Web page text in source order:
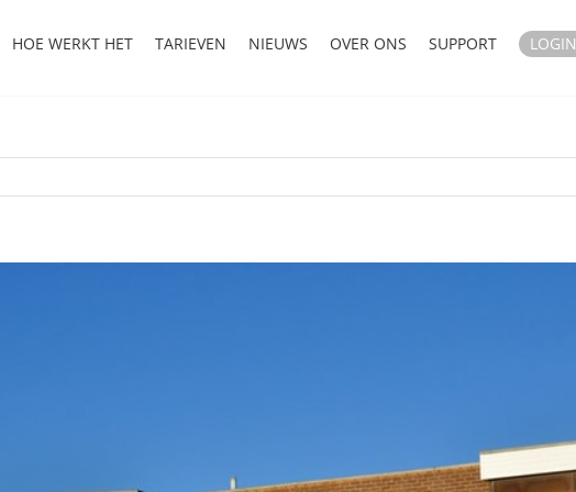
HOE WERKT HET TARIEVEN NIEUWS OVER ONS SUPPORT LOGIN